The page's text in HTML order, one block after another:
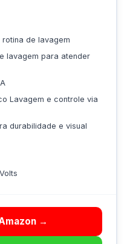
de lavagem
lavagem para atender
Lavagem e controle via
durabilidade e visual
→